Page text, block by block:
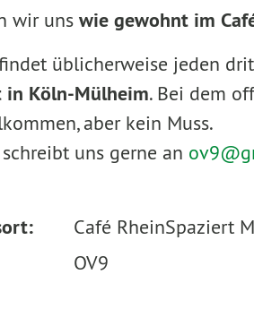
wir uns wie gewohnt im
üblicherweise jeden
in Köln-Mülheim. Bei dem
aber kein Muss.
uns gerne an ov9@
Café RheinSpaziert
OV9